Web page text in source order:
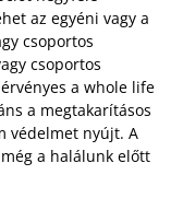
az egyéni vagy a
csoportos
csoportos
a whole life
a megtakarításos
védelmet nyújt. A
a halálunk előtt